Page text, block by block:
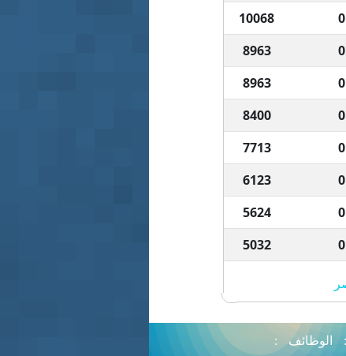
0
10068
0
8963
0
8963
0
8400
0
7713
0
6123
0
5624
0
5032
: الوظائف
: